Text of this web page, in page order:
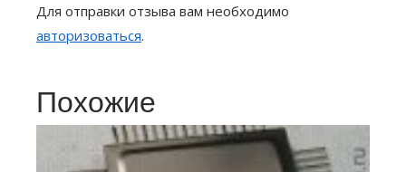
Для отправки отзыва вам необходимо
авторизоваться.
Похожие